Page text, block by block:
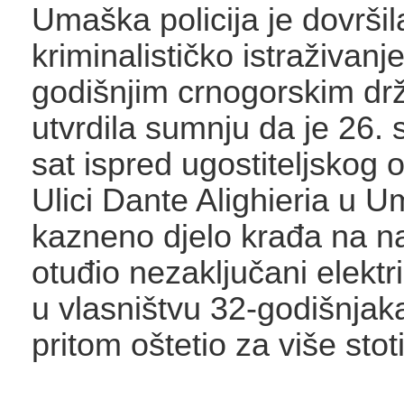
Umaška policija je
kriminalističko
godišnjim crnogorskim
utvrdila sumnju da je 26.
sat ispred ugostiteljskog
Ulici Dante Alighieria u
kazneno djelo krađa na
otuđio nezaključani
u vlasništvu 32-
pritom oštetio za više